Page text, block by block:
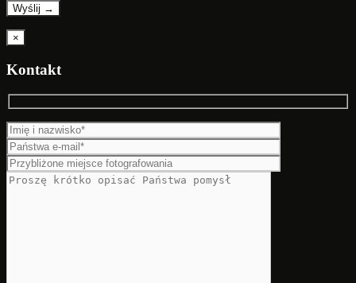
×
Kontakt